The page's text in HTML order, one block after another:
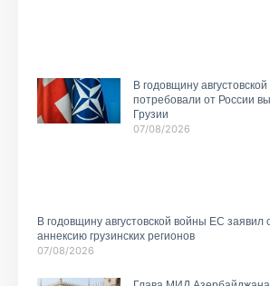
В годовщину
потребовали от России
Грузии
07/08/2026
В годовщину августовской войны ЕС заявил
аннексию грузинских регионов
07/08/2026